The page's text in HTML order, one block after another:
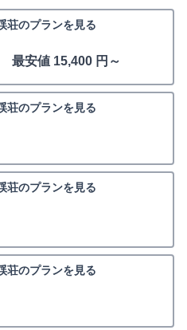
のプランを見る
最安値 15,400 円～
のプランを見る
のプランを見る
のプランを見る